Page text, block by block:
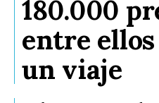
180.000
entre
un viaje